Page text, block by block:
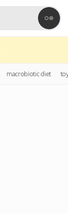
macrobiotic diet